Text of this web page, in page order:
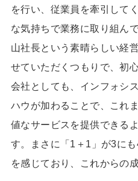
を行い、従業員を牽引して
な気持ちで業務に取り組ん
山社長という素晴らしい経
せていただくつもりで、初
会社としても、インフォシ
ハウが加わることで、これ
値なサービスを提供できる
す。まさに「 1 ＋ 1 」が3にも
を感じており、これからの